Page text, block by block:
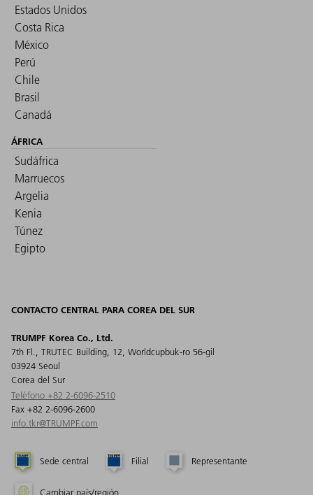
Estados Unidos
Costa Rica
México
Perú
Chile
Brasil
Canadá
ÁFRICA
Sudáfrica
Marruecos
Argelia
Kenia
Túnez
Egipto
CONTACTO CENTRAL PARA COREA DEL SUR
TRUMPF Korea Co., Ltd.
7th Fl., TRUTEC Building, 12, Worldcupbuk-ro 56-gil
03924 Seoul
Corea del Sur
Teléfono +82 2-6096-2510
Fax +82 2-6096-2600
info.tkr@TRUMPF.com
Sede central Filial Representante
Cambiar país/región